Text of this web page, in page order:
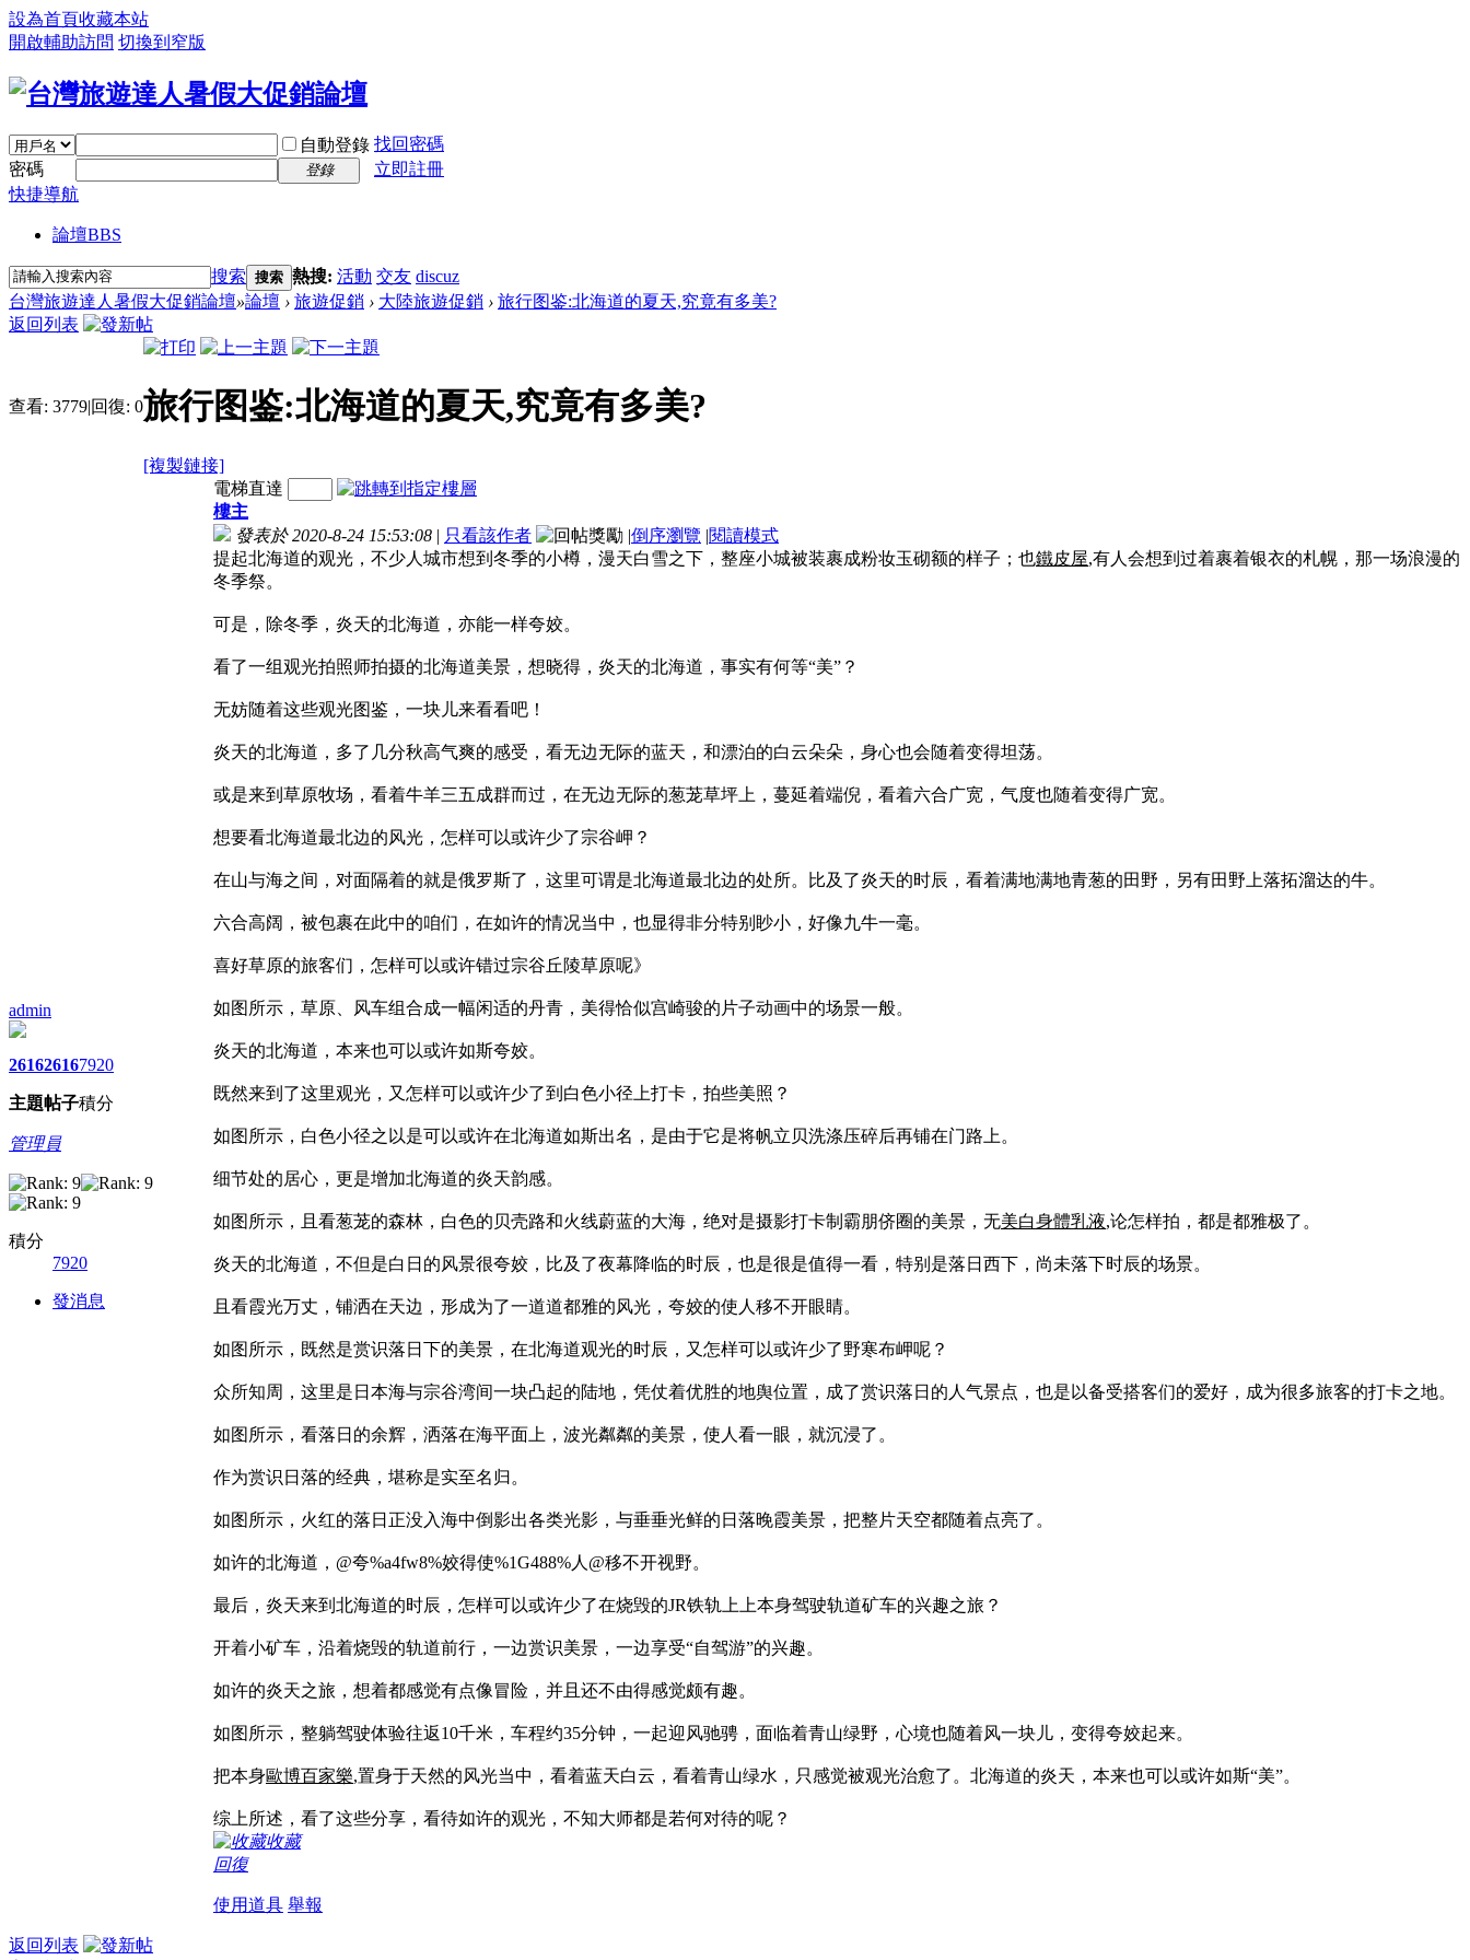
設為首頁收藏本站
開啟輔助訪問 切換到窄版
自動登錄 找回密碼
密碼
登錄
立即註冊
快捷導航
論壇BBS
搜索 搜索 熱搜: 活動 交友 discuz
台灣旅遊達人暑假大促銷論壇»論壇 › 旅遊促銷 › 大陸旅遊促銷 › 旅行图鉴:北海道的夏天,究竟有多美?
返回列表
查看: 3779|回復: 0旅行图鉴:北海道的夏天,究竟有多美?
[複製鏈接]
admin
2616
主題
2616
帖子
7920
積分
管理員
積分
7920
發消息
電梯直達
樓主
發表於 2020-8-24 15:53:08 | 只看該作者 |倒序瀏覽 |閱讀模式
提起北海道的观光，不少人城市想到冬季的小樽，漫天白雪之下，整座小城被装裹成粉妆玉砌额的样子；也鐵皮屋,有人会想到过着裹着银衣的札幌，那一场浪漫的
冬季祭。
可是，除冬季，炎天的北海道，亦能一样夸姣。
看了一组观光拍照师拍摄的北海道美景，想晓得，炎天的北海道，事实有何等“美”？
无妨随着这些观光图鉴，一块儿来看看吧！
炎天的北海道，多了几分秋高气爽的感受，看无边无际的蓝天，和漂泊的白云朵朵，身心也会随着变得坦荡。
或是来到草原牧场，看着牛羊三五成群而过，在无边无际的葱茏草坪上，蔓延着端倪，看着六合广宽，气度也随着变得广宽。
想要看北海道最北边的风光，怎样可以或许少了宗谷岬？
在山与海之间，对面隔着的就是俄罗斯了，这里可谓是北海道最北边的处所。比及了炎天的时辰，看着满地满地青葱的田野，另有田野上落拓溜达的牛。
六合高阔，被包裹在此中的咱们，在如许的情况当中，也显得非分特别眇小，好像九牛一毫。
喜好草原的旅客们，怎样可以或许错过宗谷丘陵草原呢》
如图所示，草原、风车组合成一幅闲适的丹青，美得恰似宫崎骏的片子动画中的场景一般。
炎天的北海道，本来也可以或许如斯夸姣。
既然来到了这里观光，又怎样可以或许少了到白色小径上打卡，拍些美照？
如图所示，白色小径之以是可以或许在北海道如斯出名，是由于它是将帆立贝洗涤压碎后再铺在门路上。
细节处的居心，更是增加北海道的炎天韵感。
如图所示，且看葱茏的森林，白色的贝壳路和火线蔚蓝的大海，绝对是摄影打卡制霸朋侪圈的美景，无美白身體乳液,论怎样拍，都是都雅极了。
炎天的北海道，不但是白日的风景很夸姣，比及了夜幕降临的时辰，也是很是值得一看，特别是落日西下，尚未落下时辰的场景。
且看霞光万丈，铺洒在天边，形成为了一道道都雅的风光，夸姣的使人移不开眼睛。
如图所示，既然是赏识落日下的美景，在北海道观光的时辰，又怎样可以或许少了野寒布岬呢？
众所知周，这里是日本海与宗谷湾间一块凸起的陆地，凭仗着优胜的地舆位置，成了赏识落日的人气景点，也是以备受搭客们的爱好，成为很多旅客的打卡之地。
如图所示，看落日的余辉，洒落在海平面上，波光粼粼的美景，使人看一眼，就沉浸了。
作为赏识日落的经典，堪称是实至名归。
如图所示，火红的落日正没入海中倒影出各类光影，与垂垂光鲜的日落晚霞美景，把整片天空都随着点亮了。
如许的北海道，@夸%a4fw8%姣得使%1G488%人@移不开视野。
最后，炎天来到北海道的时辰，怎样可以或许少了在烧毁的JR铁轨上上本身驾驶轨道矿车的兴趣之旅？
开着小矿车，沿着烧毁的轨道前行，一边赏识美景，一边享受“自驾游”的兴趣。
如许的炎天之旅，想着都感觉有点像冒险，并且还不由得感觉颇有趣。
如图所示，整躺驾驶体验往返10千米，车程约35分钟，一起迎风驰骋，面临着青山绿野，心境也随着风一块儿，变得夸姣起来。
把本身歐博百家樂,置身于天然的风光当中，看着蓝天白云，看着青山绿水，只感觉被观光治愈了。北海道的炎天，本来也可以或许如斯“美”。
综上所述，看了这些分享，看待如许的观光，不知大师都是若何对待的呢？
收藏
回復
使用道具 舉報
返回列表